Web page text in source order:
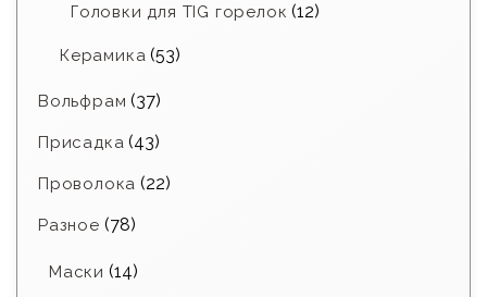
Головки для TIG горелок (12)
Керамика (53)
Вольфрам (37)
Присадка (43)
Проволока (22)
Разное (78)
Маски (14)